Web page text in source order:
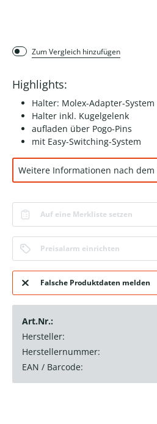
Zum Vergleich hinzufügen
Highlights:
Halter: Molex-Adapter-System
Halter inkl. Kugelgelenk
aufladen über Pogo-Pins
mit Easy-Switching-System
Weitere Informationen nach dem
Auf eine Merkliste setzen
Preisalarm einrichten
Falsche Produktdaten melden
Art.Nr.:
Hersteller:
Herstellernummer:
EAN / Barcode: